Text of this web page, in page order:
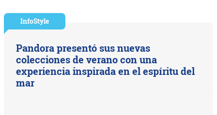
InfoStyle
Pandora presentó sus nuevas
colecciones de verano con una
experiencia inspirada en el espíritu del
mar